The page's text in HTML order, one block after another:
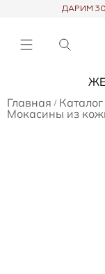
ДАРИМ
Главная / Каталог
Мокасины из